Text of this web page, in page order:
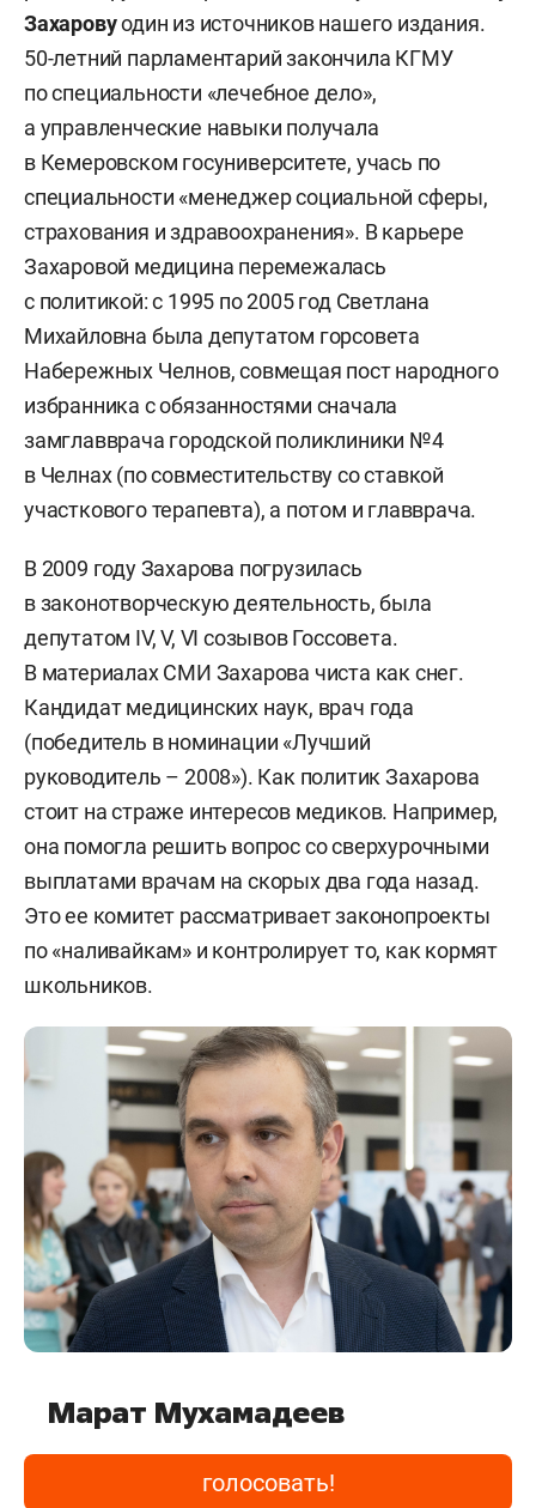
Захаровуодин из источников нашего издания.
50-летний парламентарий закончила КГМУ
по специальности «лечебное дело»,
а управленческие навыки получала
в Кемеровском госуниверситете, учась по
специальности «менеджер социальной сферы,
страхования и здравоохранения». В карьере
Захаровой медицина перемежалась
с политикой: с 1995 по 2005 год Светлана
Михайловна была депутатом горсовета
Набережных Челнов, совмещая пост народного
избранника с обязанностями сначала
замглавврача городской поликлиники №4
в Челнах (по совместительству со ставкой
участкового терапевта), а потом и главврача.
В 2009 году Захарова погрузилась
в законотворческую деятельность, была
депутатом IV, V, VI созывов Госсовета.
В материалах СМИ Захарова чиста как снег.
Кандидат медицинских наук, врач года
(победитель в номинации «Лучший
руководитель – 2008»). Как политик Захарова
стоит на страже интересов медиков. Например,
она помогла решить вопрос со сверхурочными
выплатами врачам на скорых два года назад.
Это ее комитет рассматривает законопроекты
по «наливайкам» и контролирует то, как кормят
школьников.
Марат Мухамадеев
голосовать!